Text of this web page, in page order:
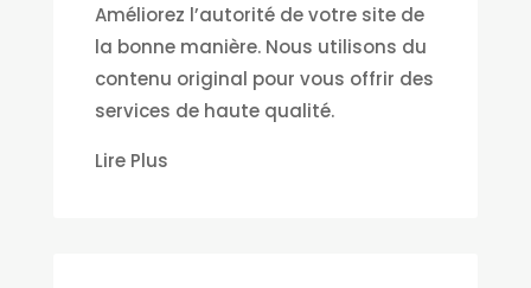
Améliorez l’autorité de votre site de
la bonne manière. Nous utilisons du
contenu original pour vous offrir des
services de haute qualité.
Lire Plus